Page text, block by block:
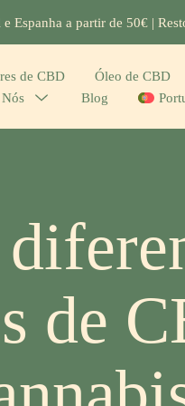
Espanha a partir de 50€ |
de CBD Óleo de CBD
Menu
Blog
de